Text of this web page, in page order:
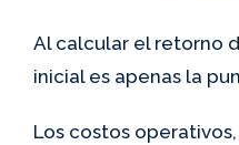
Al calcular el retorno
inicial es apenas la
Los costos